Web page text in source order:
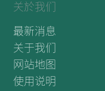
关於我们
最新消息
关于我们
网站地图
使用说明